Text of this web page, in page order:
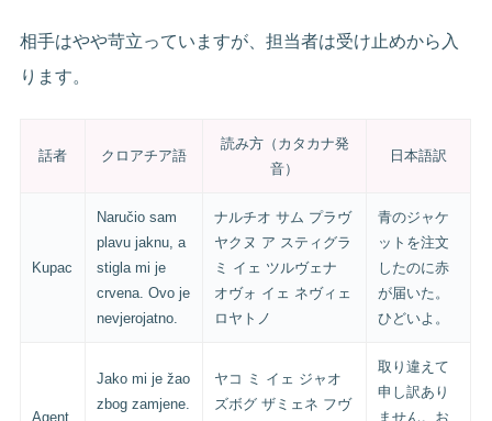
相手はやや苛立っていますが、担当者は受け止めから入
ります。
話者 クロアチア語
読み方（カタカナ発
音）
日本語訳
Kupac
Naručio sam
plavu jaknu, a
stigla mi je
crvena. Ovo je
nevjerojatno.
ナルチオ サム プラヴ
ヤクヌ ア スティグラ
ミ イェ ツルヴェナ
オヴォ イェ ネヴィェ
ロヤトノ
青のジャケ
ットを注文
したのに赤
が届いた。
ひどいよ。
Agent
Jako mi je žao
zbog zamjene.
ヤコ ミ イェ ジャオ
ズボグ ザミェネ フヴ
取り違えて
申し訳あり
ません。お